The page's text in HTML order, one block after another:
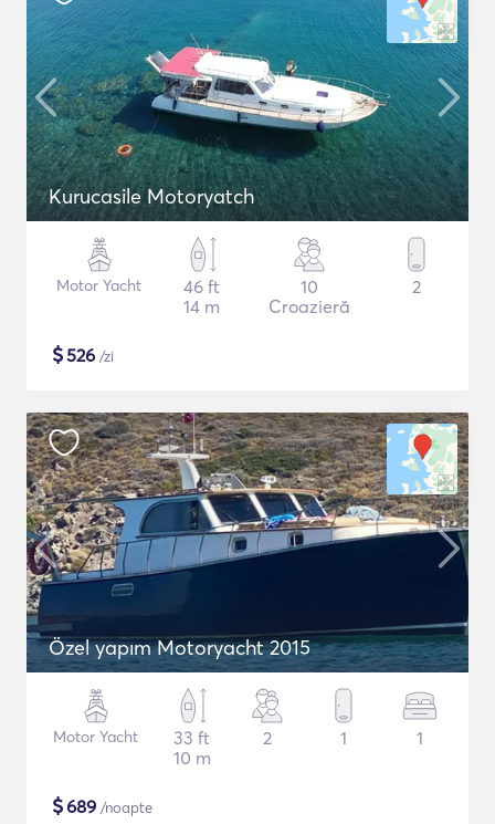
Kurucasile Motoryatch
Motor Yacht
46 ft
14 m
10
Croazieră
2
$526 /zi
Özel yapım Motoryacht 2015
Motor Yacht
33 ft
10 m
2 1 1
$689 /noapte